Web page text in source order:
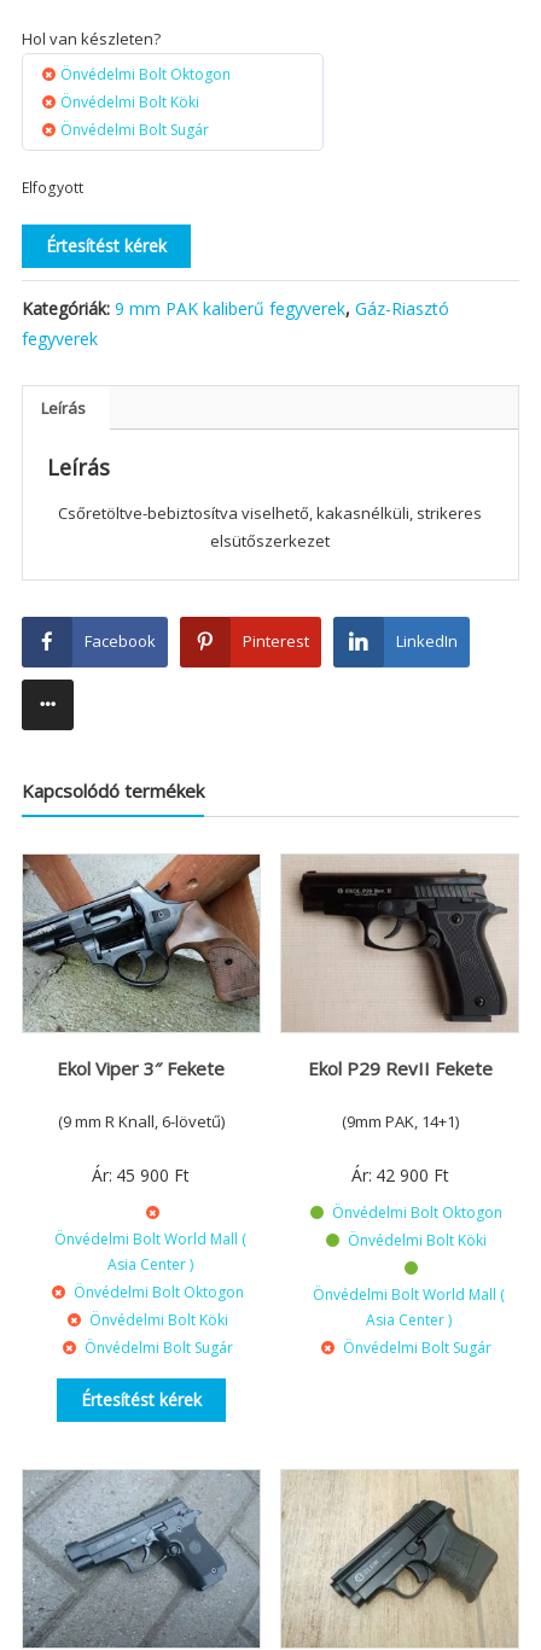
Hol van készleten?
Önvédelmi Bolt Oktogon
Önvédelmi Bolt Köki
Önvédelmi Bolt Sugár
Elfogyott
Értesítést kérek
Kategóriák: 9 mm PAK kaliberű fegyverek, Gáz-Riasztó
fegyverek
Leírás
Leírás
Csőretöltve-bebiztosítva viselhető, kakasnélküli, strikeres
elsütőszerkezet
Facebook Pinterest LinkedIn
Kapcsolódó termékek
Ekol Viper 3″ Fekete
(9 mm R Knall, 6-lövetű)
Ár: 45 900 Ft
Önvédelmi Bolt World Mall (
Asia Center )
Önvédelmi Bolt Oktogon
Önvédelmi Bolt Köki
Önvédelmi Bolt Sugár
Értesítést kérek
Ekol P29 RevII Fekete
(9mm PAK, 14+1)
Ár: 42 900 Ft
Önvédelmi Bolt Oktogon
Önvédelmi Bolt Köki
Önvédelmi Bolt World Mall (
Asia Center )
Önvédelmi Bolt Sugár